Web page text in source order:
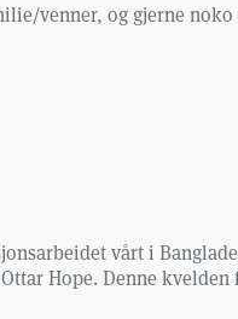
venner, og gjerne noko
vårt i
Hope. Denne